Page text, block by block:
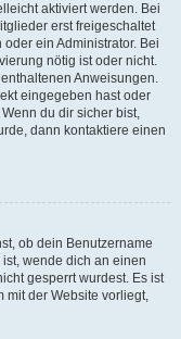
aktiviert werden. Bei
erst freigeschaltet
ein Administrator. Bei
nötig ist oder nicht.
Anweisungen.
eingegeben hast oder
du dir sicher bist,
dann kontaktiere einen
ob dein Benutzername
wende dich an einen
gesperrt wurdest. Es ist
mit der Website vorliegt,